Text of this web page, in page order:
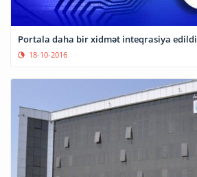
Portala daha bir xidmət inteqrasiya edildi
18-10-2016